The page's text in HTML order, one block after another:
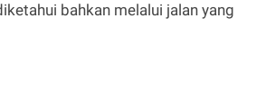
bahkan melalui jalan yang